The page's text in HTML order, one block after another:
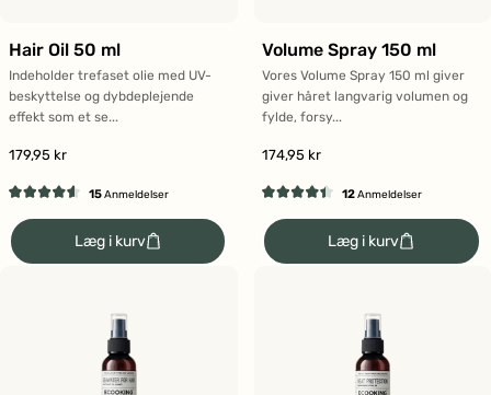
Hair Oil 50 ml
Indeholder trefaset olie med UV-
beskyttelse og dybdeplejende
effekt som et se...
179,95 kr
4.6
ud
af
15Anmeldelser
Læg i kurv
Volume Spray 150 ml
Vores Volume Spray 150 ml giver
giver håret langvarig volumen og
fylde, forsy...
174,95 kr
4.4
ud
af
12Anmeldelser
Læg i kurv